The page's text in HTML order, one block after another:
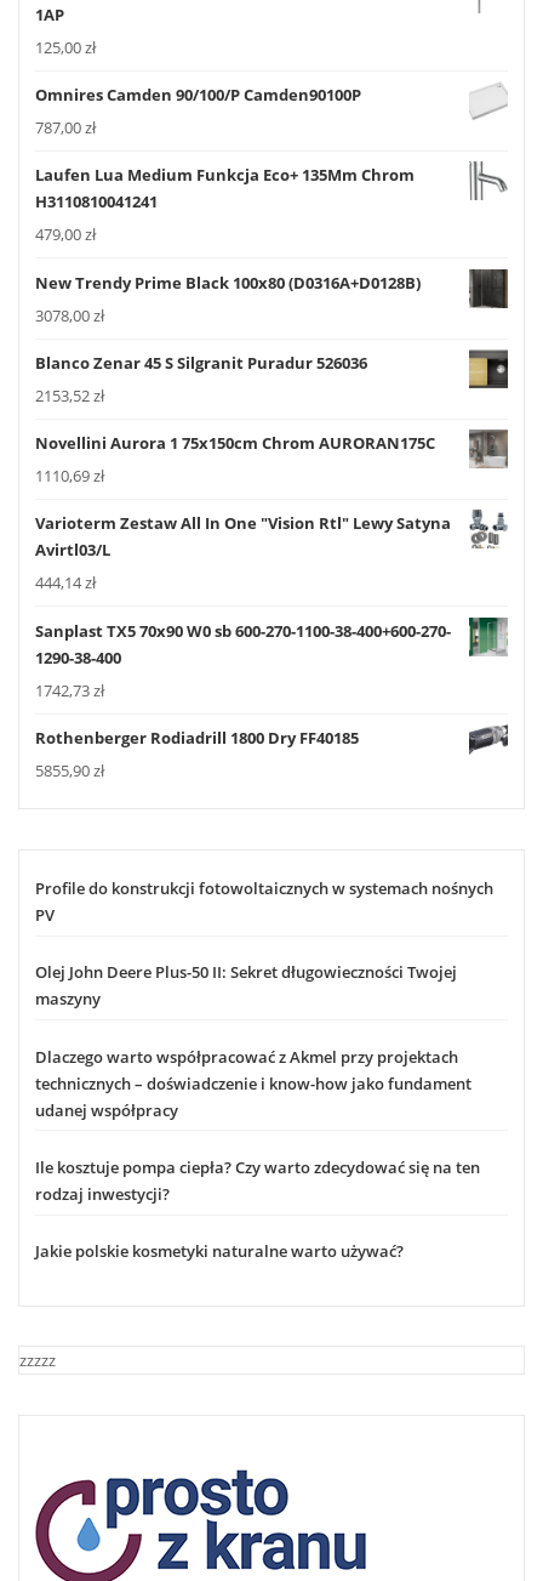
1AP
125,00zł
Omnires Camden 90/100/P Camden90100P
787,00zł
Laufen Lua Medium Funkcja Eco+ 135Mm Chrom
H3110810041241
479,00zł
New Trendy Prime Black 100x80 (D0316A+D0128B)
3078,00zł
Blanco Zenar 45 S Silgranit Puradur 526036
2153,52zł
Novellini Aurora 1 75x150cm Chrom AURORAN175C
1110,69zł
Varioterm Zestaw All In One "Vision Rtl" Lewy Satyna
Avirtl03/L
444,14zł
Sanplast TX5 70x90 W0 sb 600-270-1100-38-400+600-270-
1290-38-400
1742,73zł
Rothenberger Rodiadrill 1800 Dry FF40185
5855,90zł
Profile do konstrukcji fotowoltaicznych w systemach nośnych
PV
Olej John Deere Plus-50 II: Sekret długowieczności Twojej
maszyny
Dlaczego warto współpracować z Akmel przy projektach
technicznych – doświadczenie i know-how jako fundament
udanej współpracy
Ile kosztuje pompa ciepła? Czy warto zdecydować się na ten
rodzaj inwestycji?
Jakie polskie kosmetyki naturalne warto używać?
zzzzz